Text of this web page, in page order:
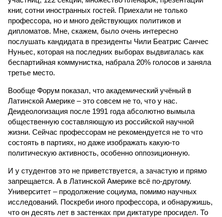
книг, сотни иностранных гостей. Приехали не только
профессора, но и много действующих политиков и
дипломатов. Мне, скажем, было очень интересно
послушать кандидата в президенты Чили Беатрис Санчес
Нуньес, которая на последних выборах выдвигалась как
беспартийная коммунистка, набрала 20% голосов и заняла
третье место.
Вообще Форум показал, что академический учёный в
Латинской Америке – это совсем не то, что у нас.
Деидеологизация после 1991 года абсолютно вымыла
общественную составляющую из российской научной
жизни. Сейчас профессорам не рекомендуется не то что
состоять в партиях, но даже изображать какую-то
политическую активность, особенно оппозиционную.
И у студентов это не приветствуется, а зачастую и прямо
запрещается. А в Латинской Америке всё по-другому.
Университет – продолжение социума, помимо научных
исследований. Поскреби иного профессора, и обнаружишь,
что он десять лет в застенках при диктатуре просидел. То